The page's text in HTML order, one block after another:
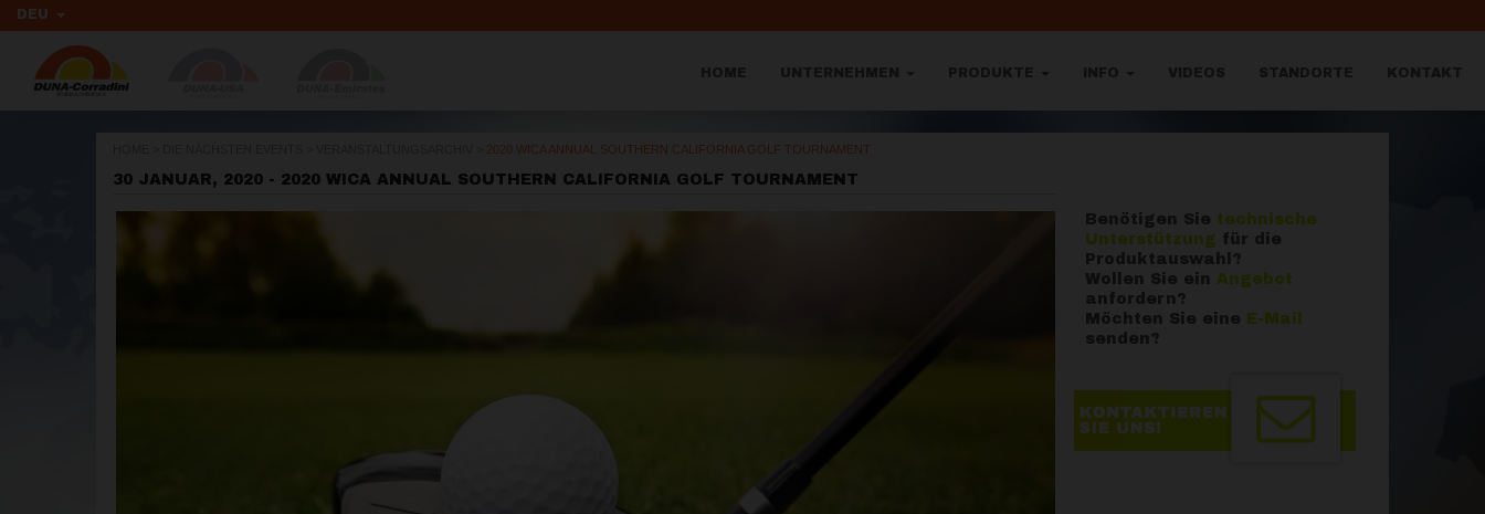
DEU
2020 WICA ANNUAL SOUTHERN CALIFORNIA GOLF TOURNAMENT
30 JANUAR, 2020 - 2020 WICA ANNUAL SOUTHERN CALIFORNIA GOLF TOURNAMENT
Benötigen Sie technische
Unterstützung für die
Produktauswahl?
Wollen Sie ein Angebot
anfordern?
Möchten Sie eine
E-Mail
senden?